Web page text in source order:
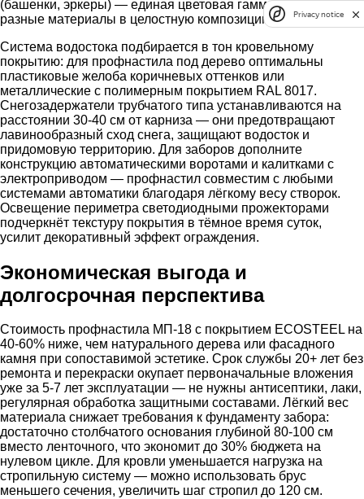
(башенки, эркеры) — единая цветовая гамма объединяет
разные материалы в целостную композицию.
Система водостока подбирается в тон кровельному
покрытию: для профнастила под дерево оптимальны
пластиковые желоба коричневых оттенков или
металлические с полимерным покрытием RAL 8017.
Снегозадержатели трубчатого типа устанавливаются на
расстоянии 30-40 см от карниза — они предотвращают
лавинообразный сход снега, защищают водосток и
придомовую территорию. Для заборов дополните
конструкцию автоматическими воротами и калитками с
электроприводом — профнастил совместим с любыми
системами автоматики благодаря лёгкому весу створок.
Освещение периметра светодиодными прожекторами
подчеркнёт текстуру покрытия в тёмное время суток,
усилит декоративный эффект ограждения.
Экономическая выгода и
долгосрочная перспектива
Стоимость профнастила МП-18 с покрытием ECOSTEEL на
40-60% ниже, чем натурального дерева или фасадного
камня при сопоставимой эстетике. Срок службы 20+ лет без
ремонта и перекраски окупает первоначальные вложения
уже за 5-7 лет эксплуатации — не нужны антисептики, лаки,
регулярная обработка защитными составами. Лёгкий вес
материала снижает требования к фундаменту забора:
достаточно столбчатого основания глубиной 80-100 см
вместо ленточного, что экономит до 30% бюджета на
нулевом цикле. Для кровли уменьшается нагрузка на
стропильную систему — можно использовать брус
меньшего сечения, увеличить шаг стропил до 120 см.
Privacy notice